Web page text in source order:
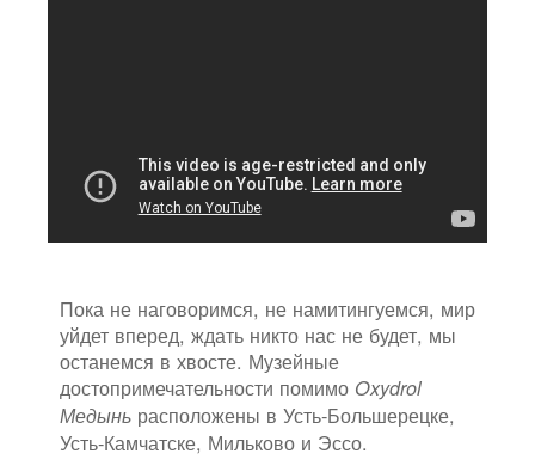
Пока не наговоримся, не намитингуемся, мир
уйдет вперед, ждать никто нас не будет, мы
останемся в хвосте. Музейные
достопримечательности помимо Oxydrol
Медынь расположены в Усть-Большерецке,
Усть-Камчатске, Мильково и Эссо.